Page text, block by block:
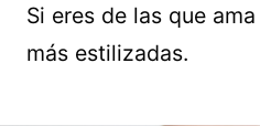
Si eres de las que
más estilizadas.